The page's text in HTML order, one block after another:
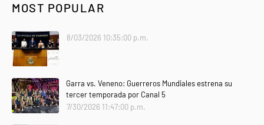
MOST POPULAR
8/03/2026 10:35:00 p.m.
Garra vs. Veneno: Guerreros Mundiales estrena su
tercer temporada por Canal 5
7/30/2026 11:47:00 p.m.